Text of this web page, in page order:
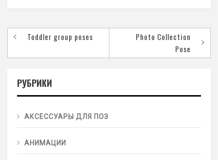
Toddler group poses
Photo Collection
Pose
РУБРИКИ
АКСЕССУАРЫ ДЛЯ ПОЗ
АНИМАЦИИ